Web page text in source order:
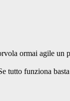
ormai agile
tutto funziona